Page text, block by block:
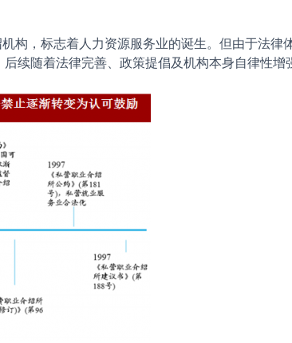
构，标志着人力资源服务业的诞生。但由于法律
续随着法律完善、政策提倡及机构本身自律性增